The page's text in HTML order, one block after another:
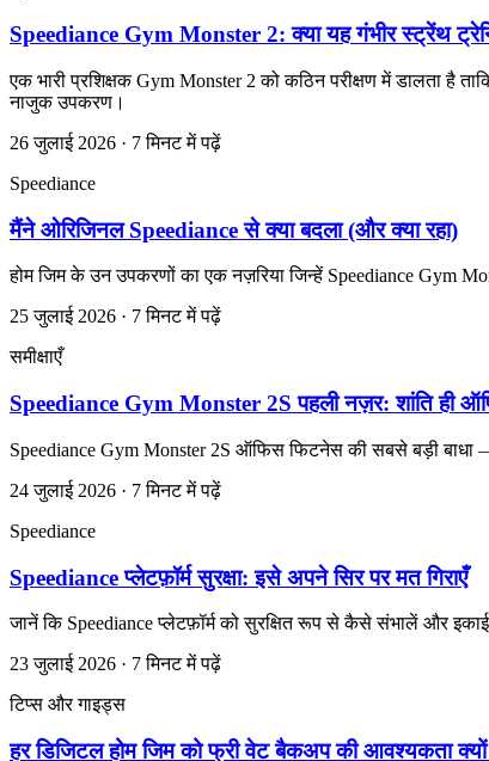
Speediance Gym Monster 2: क्या यह गंभीर स्ट्रेंथ
एक भारी प्रशिक्षक Gym Monster 2 को कठिन परीक्षण में डालता है
नाजुक उपकरण।
26 जुलाई 2026 · 7 मिनट में पढ़ें
Speediance
मैंने ओरिजिनल Speediance से क्या बदला (और क्या रहा)
होम जिम के उन उपकरणों का एक नज़रिया जिन्हें Speediance Gym
25 जुलाई 2026 · 7 मिनट में पढ़ें
समीक्षाएँ
Speediance Gym Monster 2S पहली नज़र: शांति ही
Speediance Gym Monster 2S ऑफिस फिटनेस की सबसे बड़ी बाधा
24 जुलाई 2026 · 7 मिनट में पढ़ें
Speediance
Speediance प्लेटफ़ॉर्म सुरक्षा: इसे अपने सिर पर मत गिराएँ
जानें कि Speediance प्लेटफ़ॉर्म को सुरक्षित रूप से कैसे संभालें और
23 जुलाई 2026 · 7 मिनट में पढ़ें
टिप्स और गाइड्स
हर डिजिटल होम जिम को फ्री वेट बैकअप की आवश्यकता क्यों